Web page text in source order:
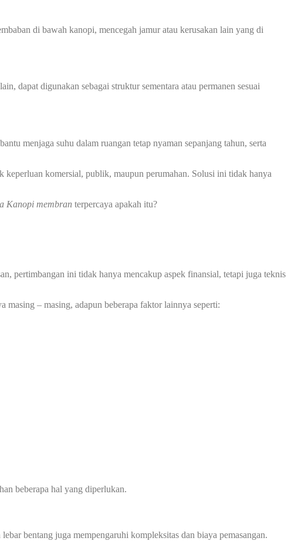
di bawah kanopi, mencegah jamur atau kerusakan lain yang di
dapat digunakan sebagai struktur sementara atau permanen sesuai
menjaga suhu dalam ruangan tetap nyaman sepanjang tahun, serta
komersial, publik, maupun perumahan. Solusi ini tidak hanya
Kanopi membran terpercaya apakah itu?
pertimbangan ini tidak hanya mencakup aspek finansial, tetapi juga teknis
masing – masing, adapun beberapa faktor lainnya seperti:
beberapa hal yang diperlukan.
bentang juga mempengaruhi kompleksitas dan biaya pemasangan.